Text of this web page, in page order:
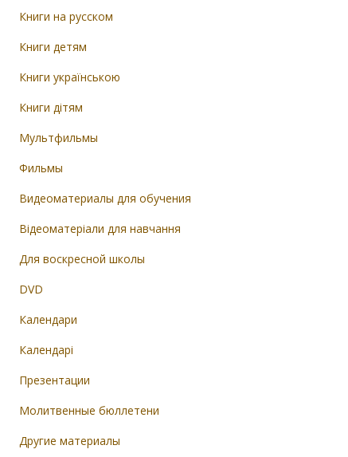
Книги на русском
Книги детям
Книги українською
Книги дітям
Мультфильмы
Фильмы
Видеоматериалы для обучения
Відеоматеріали для навчання
Для воскресной школы
DVD
Календари
Календарі
Презентации
Молитвенные бюллетени
Другие материалы